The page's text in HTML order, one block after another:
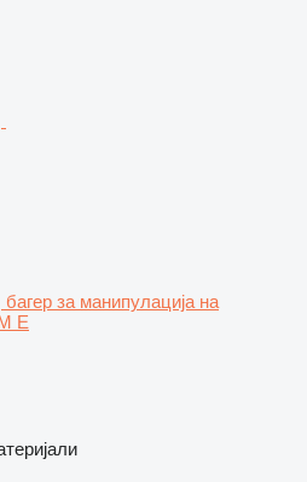
багер за манипулација на
E